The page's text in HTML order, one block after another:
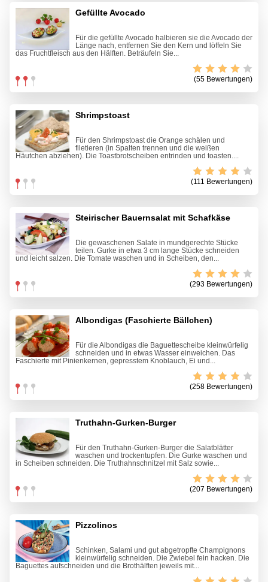
Gefüllte Avocado
Für die gefüllte Avocado halbieren sie die Avocado der
Länge nach, entfernen Sie den Kern und löffeln Sie
das Fruchtfleisch aus den Hälften. Beträufeln Sie...
(55 Bewertungen)
Shrimpstoast
Für den Shrimpstoast die Orange schälen und
filetieren (in Spalten trennen und die weißen
Häutchen abziehen). Die Toastbrotscheiben entrinden und toasten....
(111 Bewertungen)
Steirischer Bauernsalat mit Schafkäse
Die gewaschenen Salate in mundgerechte Stücke
teilen. Gurke in etwa 3 cm lange Stücke schneiden
und leicht salzen. Die Tomate waschen und in Scheiben, den...
(293 Bewertungen)
Albondigas (Faschierte Bällchen)
Für die Albondigas die Baguettescheibe kleinwürfelig
schneiden und in etwas Wasser einweichen. Das
Faschierte mit Pinienkernen, gepresstem Knoblauch, Ei und...
(258 Bewertungen)
Truthahn-Gurken-Burger
Für den Truthahn-Gurken-Burger die Salatblätter
waschen und trockentupfen. Die Gurke waschen und
in Scheiben schneiden. Die Truthahnschnitzel mit Salz sowie...
(207 Bewertungen)
Pizzolinos
Schinken, Salami und gut abgetropfte Champignons
kleinwürfelig schneiden. Die Zwiebel fein hacken. Die
Baguettes aufschneiden und die Brothälften jeweils mit...